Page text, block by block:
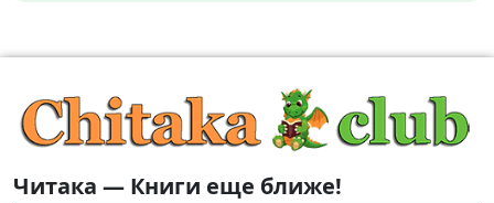
Читака — Книги еще ближе!